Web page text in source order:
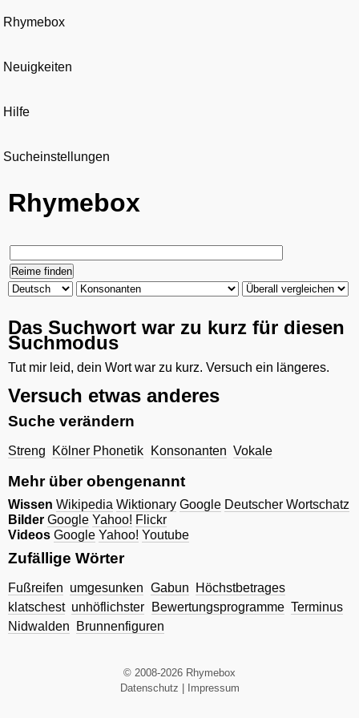
Rhymebox
Neuigkeiten
Hilfe
Sucheinstellungen
Rhymebox
Das Suchwort war zu kurz für diesen
Suchmodus
Tut mir leid, dein Wort war zu kurz. Versuch ein längeres.
Versuch etwas anderes
Suche verändern
Streng Kölner Phonetik Konsonanten Vokale
Mehr über obengenannt
Wissen Wikipedia Wiktionary Google Deutscher Wortschatz
Bilder Google Yahoo! Flickr
Videos Google Yahoo! Youtube
Zufällige Wörter
Fußreifen umgesunken Gabun
Höchstbetrages
klatschest unhöflichster Bewertungsprogramme Terminus
Nidwalden
Brunnenfiguren
© 2008-2026 Rhymebox
Datenschutz
Impressum